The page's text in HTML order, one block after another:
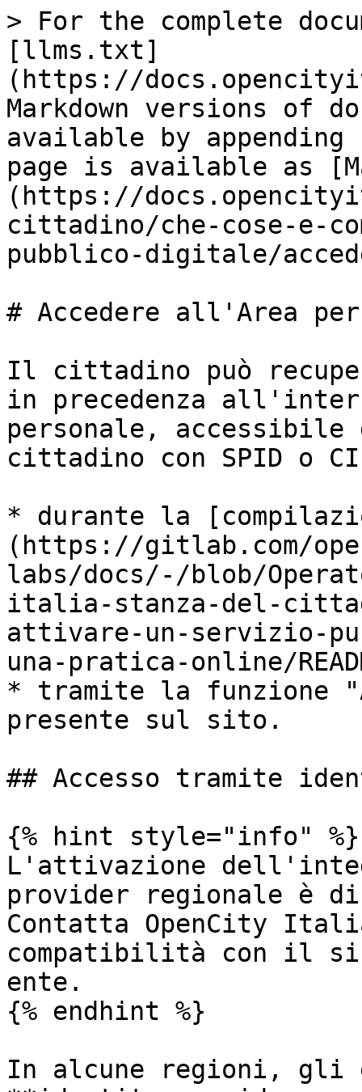
> For the complete
[llms.txt]
(https://
Markdown versions of
available by
page is available as
(https://
cittadino/che-cose-e-
pubblico-digitale/
# Accedere all'Area
Il cittadino può
in precedenza
personale,
cittadino con SPID o
* durante la
(https://gitlab.com/
labs/docs/-/blob/
italia-stanza-del-
attivare-un-servizio-
una-pratica-online/
* tramite la funzione
presente sul sito.
## Accesso tramite
{% hint style="info" %}
L'attivazione
provider regionale è
Contatta OpenCity
compatibilità con il
ente.
{% endhint %}
In alcune regioni, gli